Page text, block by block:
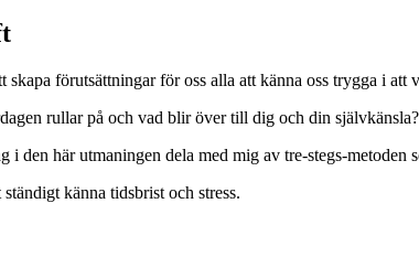
förutsättningar för oss alla att känna oss trygga i att
rullar på och vad blir över till dig och din självkänsla?
den här utmaningen dela med mig av tre-stegs-
känna tidsbrist och stress.